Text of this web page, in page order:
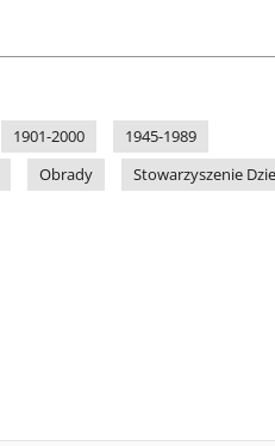
1901-2000
1945-1989
Obrady Stowarzyszenie